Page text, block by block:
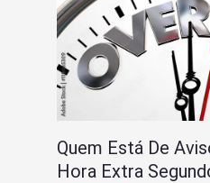
Quem Está De
Hora Extra